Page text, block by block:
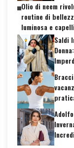
Olio di neem
routine di
luminosa e
Saldi